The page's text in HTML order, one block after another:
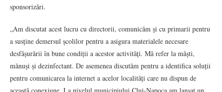
sponsorizări.
„Am discutat acest lucru cu directorii, comunicăm și cu primarii pentru
a susține demersul școlilor pentru a asigura materialele necesare
desfășurării în bune condiții a acestor activități. Mă refer la măști,
mănuși și dezinfectant. De asemenea discutăm pentru a identifica soluții
pentru comunicarea la internet a acelor localități care nu dispun de